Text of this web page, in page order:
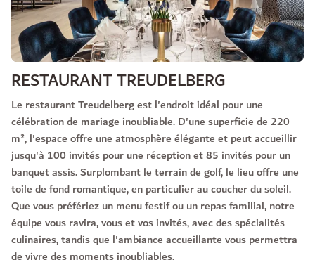
RESTAURANT TREUDELBERG
Le restaurant Treudelberg est l'endroit idéal pour une
célébration de mariage inoubliable. D'une superficie de 220
m², l'espace offre une atmosphère élégante et peut accueillir
jusqu'à 100 invités pour une réception et 85 invités pour un
banquet assis. Surplombant le terrain de golf, le lieu offre une
toile de fond romantique, en particulier au coucher du soleil.
Que vous préfériez un menu festif ou un repas familial, notre
équipe vous ravira, vous et vos invités, avec des spécialités
culinaires, tandis que l'ambiance accueillante vous permettra
de vivre des moments inoubliables.